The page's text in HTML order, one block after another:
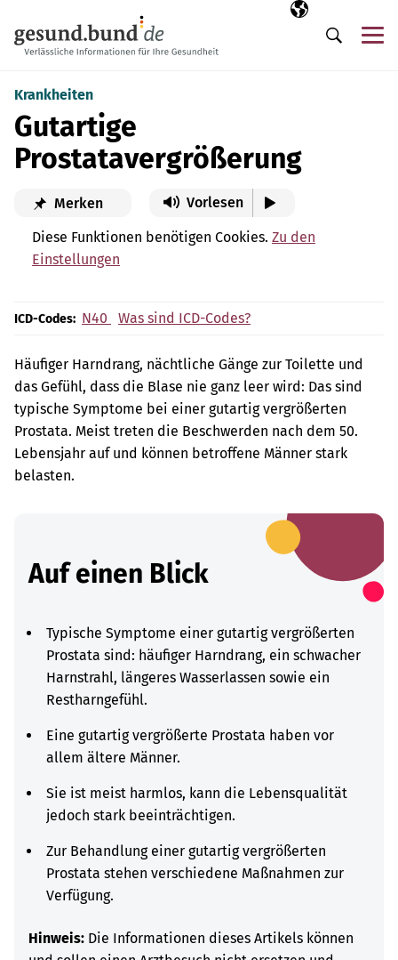
Ausgewählte
DE
Suche
Krankheiten
Gutartige
Prostatavergrößerung
Merken Vorlesen
Diese Funktionen benötigen Cookies. Zu den
Einstellungen
ICD-Codes: N40 Was sind ICD-Codes?
Häufiger Harndrang, nächtliche Gänge zur Toilette und
das Gefühl, dass die Blase nie ganz leer wird: Das sind
typische Symptome bei einer gutartig vergrößerten
Prostata. Meist treten die Beschwerden nach dem 50.
Lebensjahr auf und können betroffene Männer stark
belasten.
Auf einen Blick
Typische Symptome einer gutartig vergrößerten
Prostata sind: häufiger Harndrang, ein schwacher
Harnstrahl, längeres Wasserlassen sowie ein
Restharngefühl.
Eine gutartig vergrößerte Prostata haben vor
allem ältere Männer.
Sie ist meist harmlos, kann die Lebensqualität
jedoch stark beeinträchtigen.
Zur Behandlung einer gutartig vergrößerten
Prostata stehen verschiedene Maßnahmen zur
Verfügung.
Hinweis: Die Informationen dieses Artikels können